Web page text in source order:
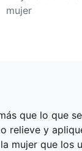
mujer
que lo que
relieve y
mujer que los